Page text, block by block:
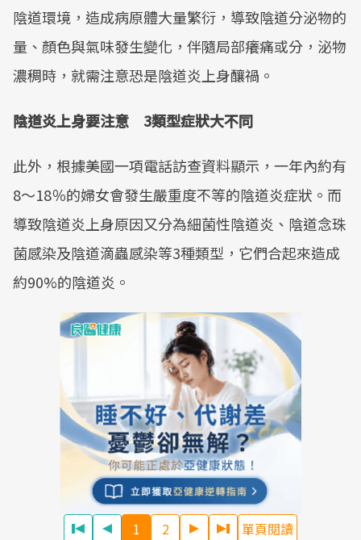
陰道環境，造成病原體大量繁衍，導致陰道分泌物的
量、顏色與氣味發生變化，伴隨局部癢痛或分，泌物
濃稠時，就需注意恐是陰道炎上身釀禍。
陰道炎上身要注意 3類型症狀大不同
此外，根據美國一項電話訪查資料顯示，一年內約有
8～18％的婦女會發生嚴重度不等的陰道炎症狀。而
導致陰道炎上身原因又分為細菌性陰道炎、陰道念珠
菌感染及陰道滴蟲感染等3種類型，它們合起來造成
約90%的陰道炎。
1 2 單頁閱讀